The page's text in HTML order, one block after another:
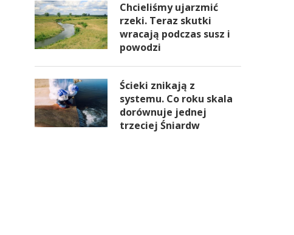
Chcieliśmy ujarzmić
rzeki. Teraz skutki
wracają podczas susz i
powodzi
Ścieki znikają z
systemu. Co roku skala
dorównuje jednej
trzeciej Śniardw